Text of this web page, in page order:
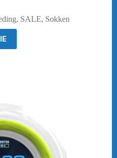
, SALE, Sokken